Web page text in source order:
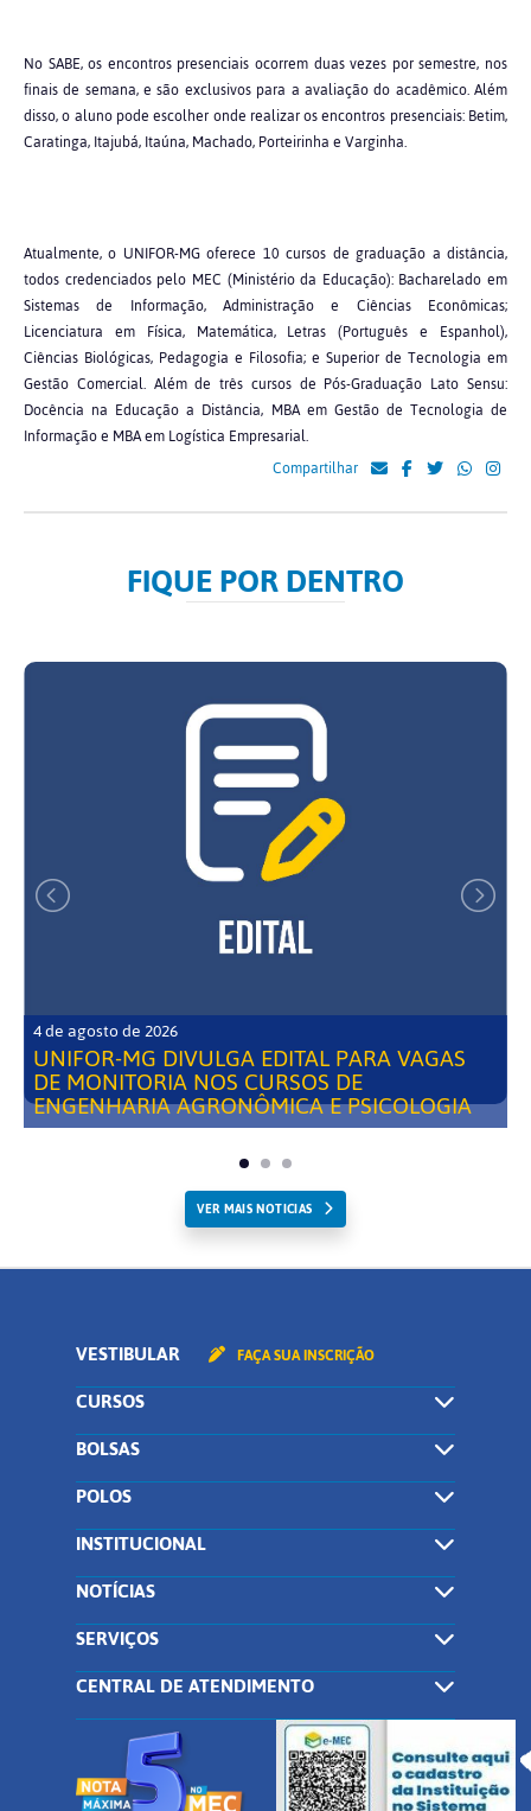
No SABE, os encontros presenciais ocorrem duas vezes por semestre, nos
finais de semana, e são exclusivos para a avaliação do acadêmico. Além
disso, o aluno pode escolher onde realizar os encontros presenciais: Betim,
Caratinga, Itajubá, Itaúna, Machado, Porteirinha e Varginha.
Atualmente, o UNIFOR-MG oferece 10 cursos de graduação a distância,
todos credenciados pelo MEC (Ministério da Educação): Bacharelado em
Sistemas de Informação, Administração e Ciências Econômicas;
Licenciatura em Física, Matemática, Letras (Português e Espanhol),
Ciências Biológicas, Pedagogia e Filosofia; e Superior de Tecnologia em
Gestão Comercial. Além de três cursos de Pós-Graduação Lato Sensu:
Docência na Educação a Distância, MBA em Gestão de Tecnologia de
Informação e MBA em Logística Empresarial.
Compartilhar
FIQUE POR DENTRO
4 de agosto de 2026
UNIFOR-MG DIVULGA EDITAL PARA VAGAS
DE MONITORIA NOS CURSOS DE
ENGENHARIA AGRONÔMICA E PSICOLOGIA
VER MAIS NOTICIAS
VESTIBULAR FAÇA SUA INSCRIÇÃO
CURSOS
BOLSAS
POLOS
INSTITUCIONAL
NOTÍCIAS
SERVIÇOS
CENTRAL DE ATENDIMENTO